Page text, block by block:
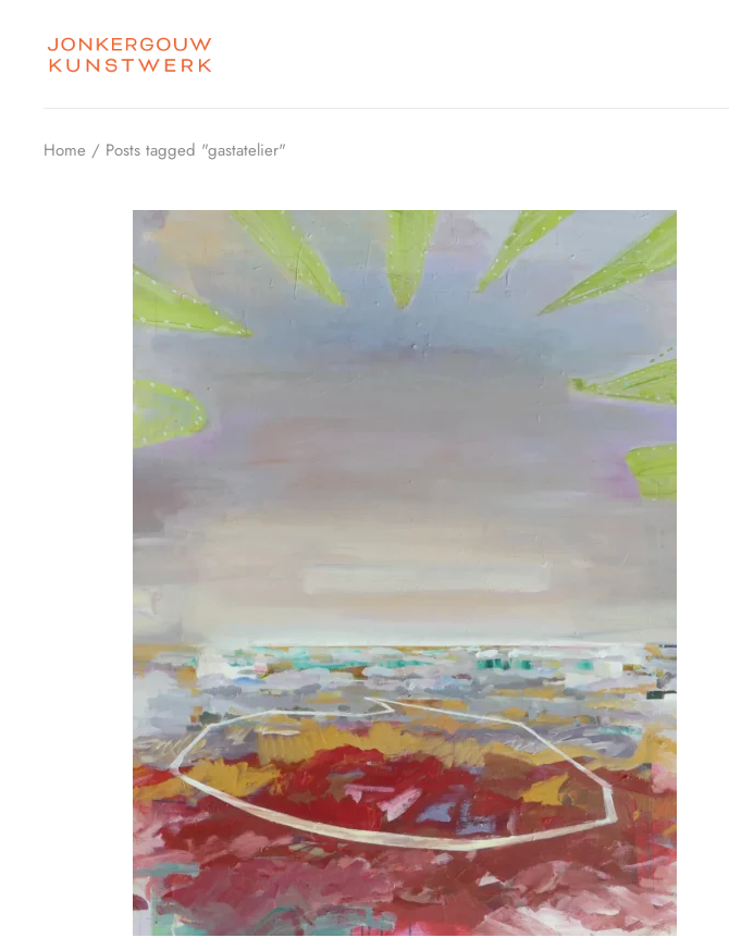
content
Home Posts tagged "gastatelier"